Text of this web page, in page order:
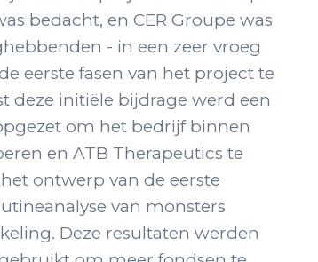
bedacht, en CER Groupe was
- in een zeer vroeg
eerste fasen van het project te
deze initiële bijdrage werd een
om het bedrijf binnen
en ATB Therapeutics te
ontwerp van de eerste
van monsters
Deze resultaten werden